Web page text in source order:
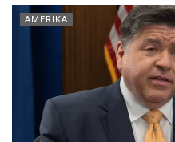
AMERIKA